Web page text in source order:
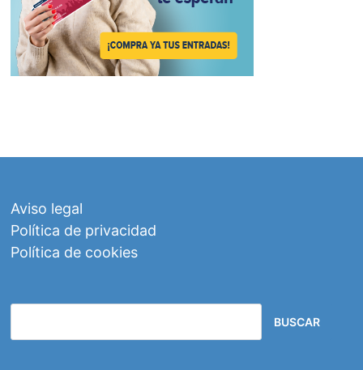
Aviso legal
Política de privacidad
Política de cookies
BUSCAR